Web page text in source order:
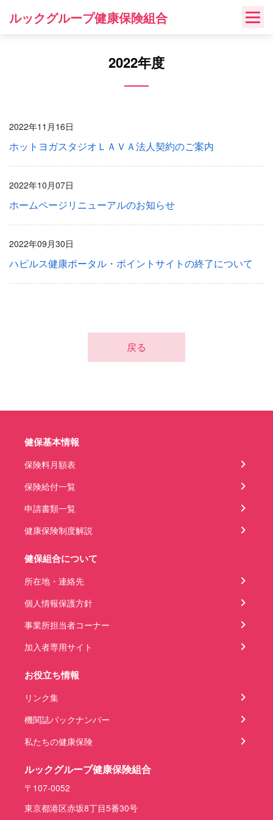
ルックグループ健康保険組合
2022年度
2022年11月16日
ホットヨガスタジオＬＡＶＡ法人契約のご案内
2022年10月07日
ホームページリニューアルのお知らせ
2022年09月30日
ハピルス健康ポータル・ポイントサイトの終了について
戻る
健保基本情報
保険料月額表
保険給付一覧
申請書類一覧
健康保険制度解説
健保組合について
所在地・連絡先
個人情報保護方針
事業所担当者コーナー
加入者専用サイト
お役立ち情報
リンク集
機関誌バックナンバー
私たちの健康保険
ルックグループ健康保険組合
〒107-0052
東京都港区赤坂8丁目5番30号